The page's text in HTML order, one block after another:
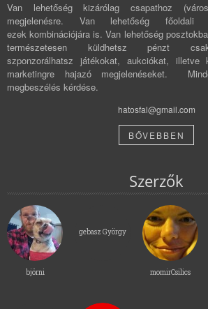
Van lehetőség kizárólag csapathoz
megjelenésre. Van lehetőség főoldali
ezek kombinációjára is. Van lehetőség
természetesen küldhetsz
szponzorálhatsz játékokat, aukciókat, illetve
marketingre hajazó megjelenéseket.
megbeszélés kérdése.
hatosfal@gmail.com
BŐVEBBEN
Szerzők
björni
gebasz György
momirCsilics